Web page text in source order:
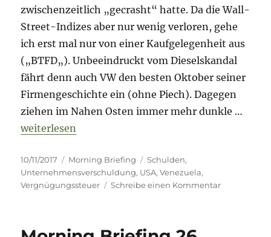
zwischenzeitlich „gecrasht“ hatte. Da die Wall-
Street-Indizes aber nur wenig verloren, gehe
ich erst mal nur von einer Kaufgelegenheit aus
(„BTFD„). Unbeeindruckt vom Dieselskandal
fährt denn auch VW den besten Oktober seiner
Firmengeschichte ein (ohne Piech). Dagegen
ziehen im Nahen Osten immer mehr dunkle …
„Morning Briefing – 10. November 2017 – USA:
weiterlesen
Veröffentlicht
am
10/11/2017 Kategorien
Morning Briefing Schlagwörter
Schulden,
Unternehmensverschuldung, USA,Venezuela,
Vergnügungssteuer
Schreibe einen Kommentarzu